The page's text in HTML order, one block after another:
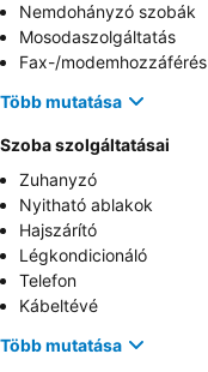
Nemdohányzó szobák
Mosodaszolgáltatás
Fax-/modemhozzáférés
Több mutatása
Szoba szolgáltatásai
Zuhanyzó
Nyitható ablakok
Hajszárító
Légkondicionáló
Telefon
Kábeltévé
Több mutatása